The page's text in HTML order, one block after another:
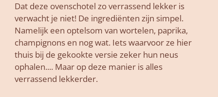
Dat deze ovenschotel zo verrassend lekker is
verwacht je niet! De ingrediënten zijn simpel.
Namelijk een optelsom van wortelen, paprika,
champignons en nog wat. Iets waarvoor ze hier
thuis bij de gekookte versie zeker hun neus
ophalen.... Maar op deze manier is alles
verrassend lekkerder.